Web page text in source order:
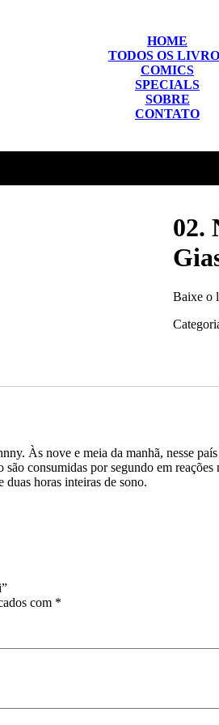
HOME
TODOS OS
COMICS
SPECIALS
SOBRE
CONTATO
02.
Baixe o
Às nove e meia da manhã, nesse
consumidas por segundo em
horas inteiras de sono.
com *